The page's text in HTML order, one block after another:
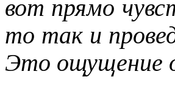
вот прямо
то так и
Это ощущение